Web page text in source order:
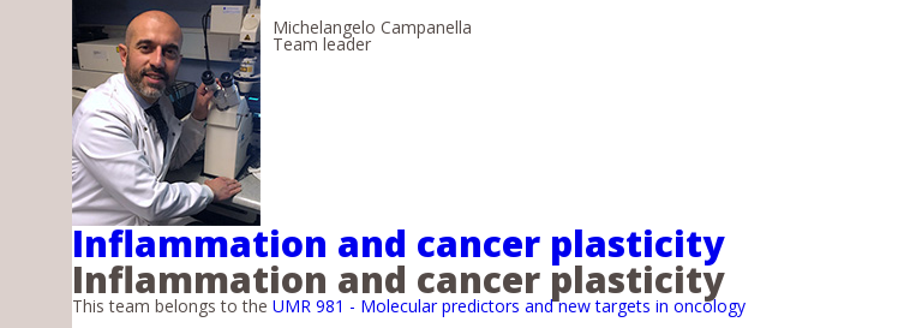
Michelangelo Campanella
Team leader
Inflammation and cancer plasticity
Inflammation and cancer plasticity
This team belongs to the UMR 981 - Molecular predictors and new targets in oncology